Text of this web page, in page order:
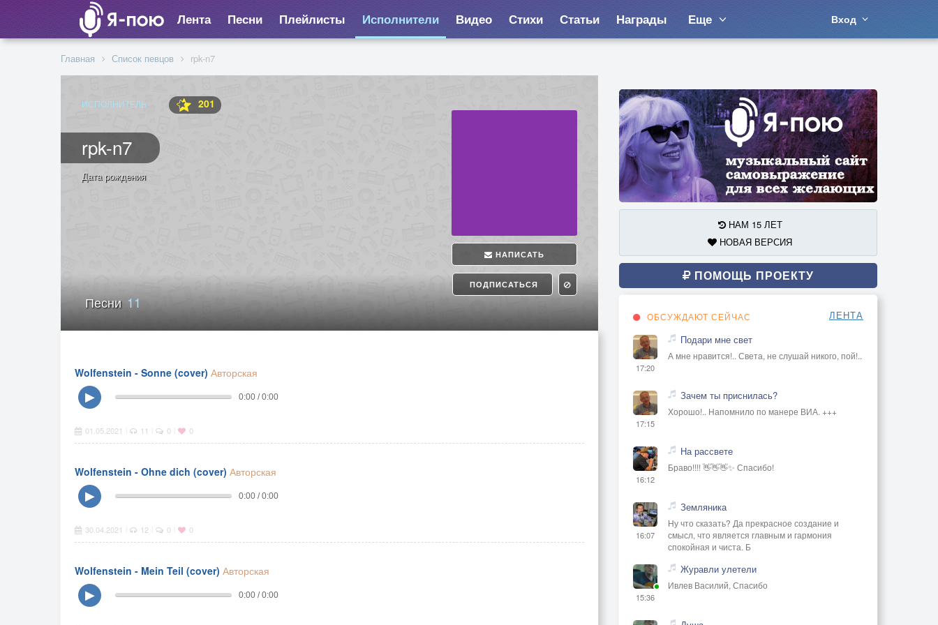
Лента Песни Плейлисты Исполнители Видео Стихи Статьи Награды Еще Вход
Главная Список певцов rpk-n7
ИСПОЛНИТЕЛЬ 201
rpk-n7
НАПИСАТЬ
ПОДПИСАТЬСЯ
Дата рождения
Песни11
Wolfenstein - Sonne (cover) Авторская
▶
0:00 / 0:00
01.05.2021 11 0 0
Wolfenstein - Ohne dich (cover) Авторская
▶
0:00 / 0:00
30.04.2021 12 0 0
Wolfenstein - Mein Teil (cover) Авторская
▶
0:00 / 0:00
НАМ 15 ЛЕТ
НОВАЯ ВЕРСИЯ
ПОМОЩЬ ПРОЕКТУ
ОБСУЖДАЮТ СЕЙЧАС ЛЕНТА
17:20
Подари мне свет
А мне нравится!.. Света, не слушай никого, пой!..
17:15
Зачем ты приснилась?
Хорошо!.. Напомнило по манере ВИА. +++
16:12
На рассвете
Браво!!!! 👋👋👋✨ Спасибо!
16:07
Земляника
Ну что сказать? Да прекрасное создание и
смысл, что является главным и гармония
спокойная и чиста. Б
15:36
Журавли улетели
Ивлев Василий, Спасибо